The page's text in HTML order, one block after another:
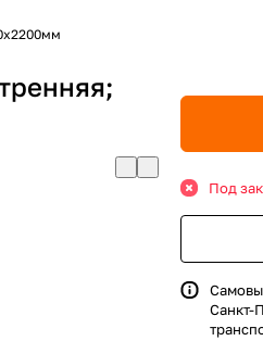
Под
Санкт-